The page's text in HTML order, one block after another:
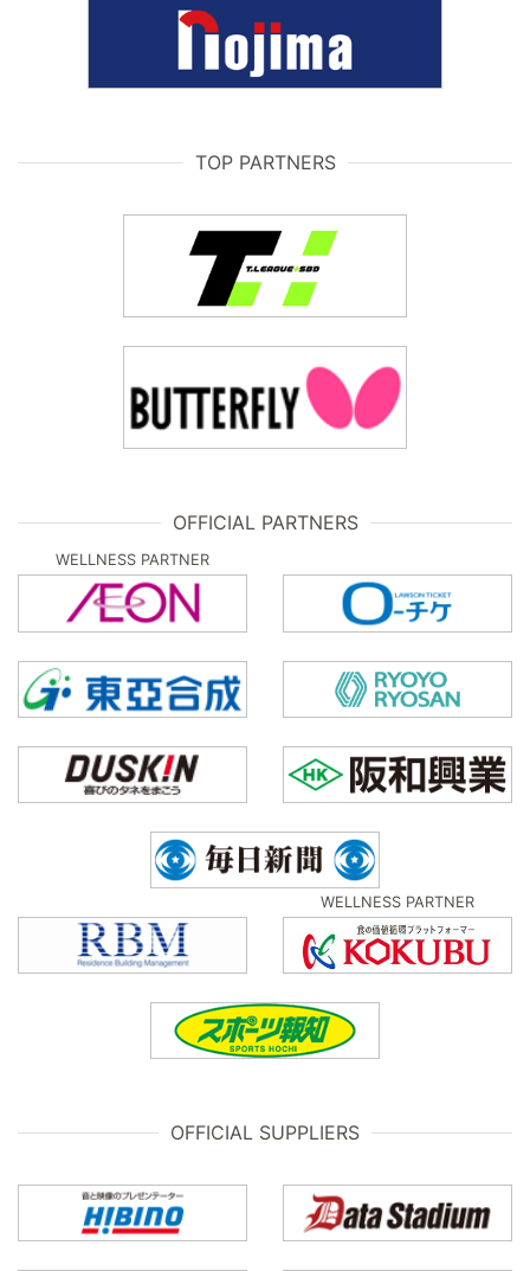
TOP PARTNERS
OFFICIAL PARTNERS
WELLNESS PARTNER
WELLNESS PARTNER
OFFICIAL SUPPLIERS